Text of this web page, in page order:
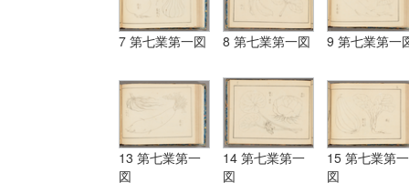
7 第七業第一図 8 第七業第一図 9 第七業第一
13 第七業第一
図
14 第七業第一
図
15 第七業第一
図